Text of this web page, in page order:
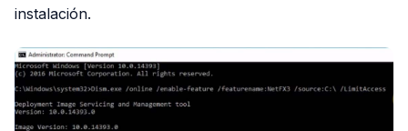
instalación.